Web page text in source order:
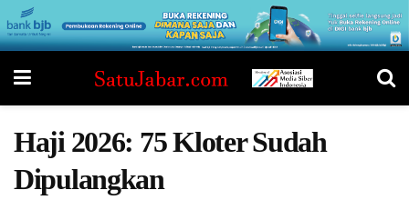
Haji 2026: 75 Kloter Sudah
Dipulangkan